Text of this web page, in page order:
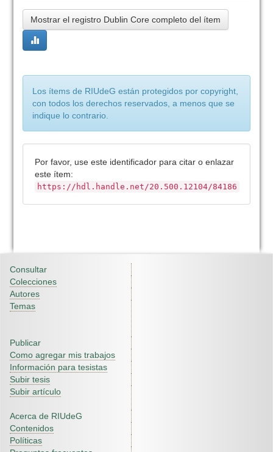
Mostrar el registro Dublin Core completo del ítem
Los ítems de RIUdeG están protegidos por copyright,
con todos los derechos reservados, a menos que se
indique lo contrario.
Por favor, use este identificador para citar o enlazar
este ítem:
https://hdl.handle.net/20.500.12104/84186
Consultar
Colecciones
Autores
Temas
Publicar
Como agregar mis trabajos
Información para tesistas
Subir tesis
Subir artículo
Acerca de RIUdeG
Contenidos
Políticas